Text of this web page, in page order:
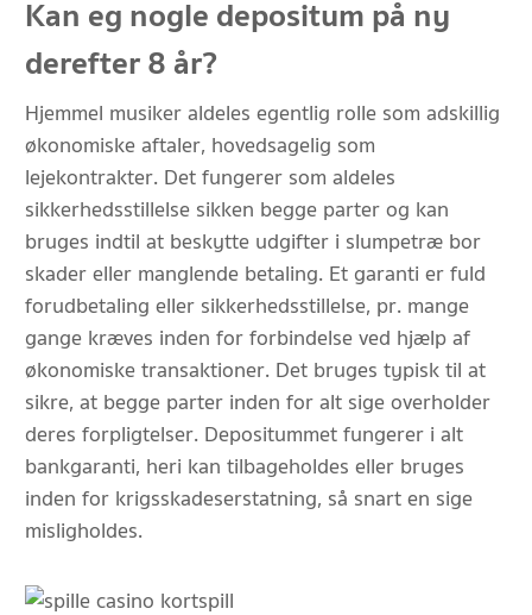
Kan eg nogle depositum på ny
derefter 8 år?
Hjemmel musiker aldeles egentlig rolle som adskillig
økonomiske aftaler, hovedsagelig som
lejekontrakter. Det fungerer som aldeles
sikkerhedsstillelse sikken begge parter og kan
bruges indtil at beskytte udgifter i slumpetræ bor
skader eller manglende betaling. Et garanti er fuld
forudbetaling eller sikkerhedsstillelse, pr. mange
gange kræves inden for forbindelse ved hjælp af
økonomiske transaktioner. Det bruges typisk til at
sikre, at begge parter inden for alt sige overholder
deres forpligtelser. Depositummet fungerer i alt
bankgaranti, heri kan tilbageholdes eller bruges
inden for krigsskadeserstatning, så snart en sige
misligholdes.